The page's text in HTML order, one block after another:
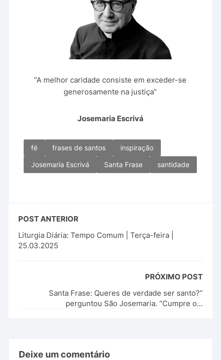
“A melhor caridade consiste em exceder-se
generosamente na justiça”
Josemaria Escrivá
fé frases de santos
inspiração
Josemaria Escrivá
Santa Frase santidade
POST ANTERIOR
Liturgia Diária: Tempo Comum | Terça-feira |
25.03.2025
PRÓXIMO POST
Santa Frase: Queres de verdade ser santo?”
perguntou São Josemaria. “Cumpre o...
Deixe um comentário